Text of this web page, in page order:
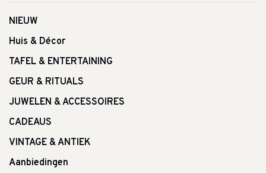
NIEUW
Huis & Décor
TAFEL & ENTERTAINING
GEUR & RITUALS
JUWELEN & ACCESSOIRES
CADEAUS
VINTAGE & ANTIEK
Aanbiedingen